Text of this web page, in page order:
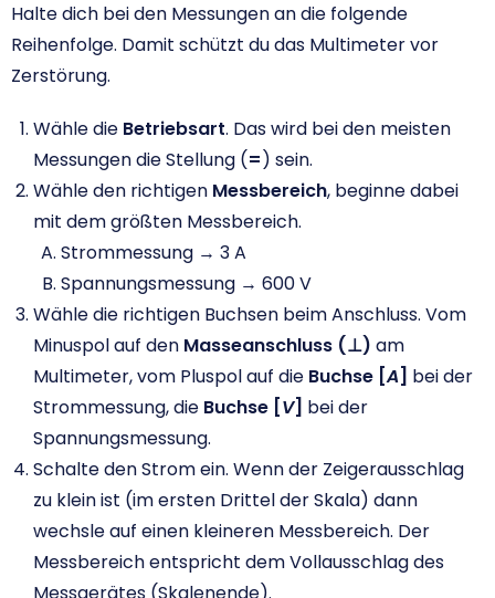
Halte dich bei den Messungen an die folgende
Reihenfolge. Damit schützt du das Multimeter vor
Zerstörung.
Wähle die Betriebsart. Das wird bei den meisten
Messungen die Stellung (=) sein.
Wähle den richtigen Messbereich, beginne dabei
mit dem größten Messbereich.
Strommessung → 3 A
Spannungsmessung → 600 V
Wähle die richtigen Buchsen beim Anschluss. Vom
Minuspol auf den Masseanschluss (⊥) am
Multimeter, vom Pluspol auf die Buchse [A] bei der
Strommessung, die Buchse [V] bei der
Spannungsmessung.
Schalte den Strom ein. Wenn der Zeigerausschlag
zu klein ist (im ersten Drittel der Skala) dann
wechsle auf einen kleineren Messbereich. Der
Messbereich entspricht dem Vollausschlag des